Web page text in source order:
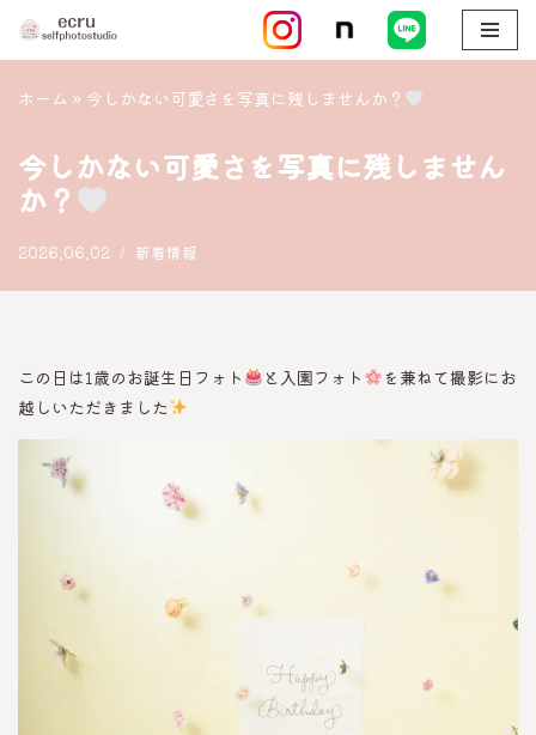
コ
ン
ン
ツ
へ
ス
ホーム » 今しかない可愛さを写真に残しませんか？
今しかない可愛さを写真に残しません
か？
2026.06.02 新着情報
この日は1歳のお誕生日フォト と入園フォト
を兼ねて撮影にお
越しいただきました